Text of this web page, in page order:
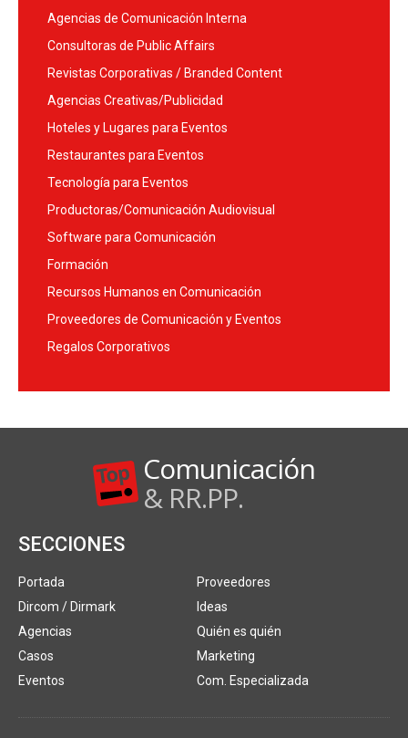
Agencias de Comunicación Interna
Consultoras de Public Affairs
Revistas Corporativas / Branded Content
Agencias Creativas/Publicidad
Hoteles y Lugares para Eventos
Restaurantes para Eventos
Tecnología para Eventos
Productoras/Comunicación Audiovisual
Software para Comunicación
Formación
Recursos Humanos en Comunicación
Proveedores de Comunicación y Eventos
Regalos Corporativos
Comunicación
& RR.PP.
SECCIONES
Portada
Dircom / Dirmark
Agencias
Casos
Eventos
Proveedores
Ideas
Quién es quién
Marketing
Com. Especializada